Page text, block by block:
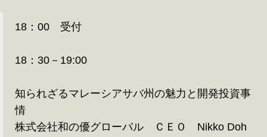
18：00 受付
18：30－19:00
知られざるマレーシアサバ州の魅力と開発投資事
情
株式会社和の優グローバル ＣＥＯ Nikko Doh